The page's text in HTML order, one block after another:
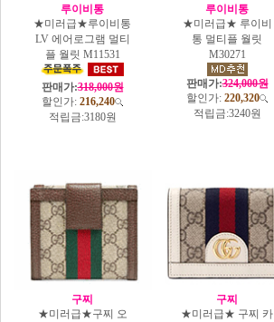
루이비통
★미러급★루이비통
LV 에어로그램 멀티
플 월릿 M11531
판매가:318,000원
할인가: 216,240
적립금:3180원
루이비통
★미러급★ 루이비
통 멀티플 월릿
M30271
판매가:324,000원
할인가: 220,320
적립금:3240원
구찌
★미러급★구찌 오
구찌
★미러급★ 구찌 카